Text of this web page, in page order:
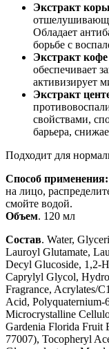
Экстракт
Обладает
борьбе с
Экстракт
обеспечивает
активизирует
Экстракт
свойствами,
барьера,
Подходит для
Способ применения:
на лицо,
смойте водой.
Объем. 120 мл
Состав. Water,
Lauroyl Glutamate,
Decyl Glucoside, 1,2-
Caprylyl Glycol,
Fragrance, Acrylates/
Acid, Polyquaternium-
Microcrystalline
Gardenia Florida Fruit
77007), Tocopheryl